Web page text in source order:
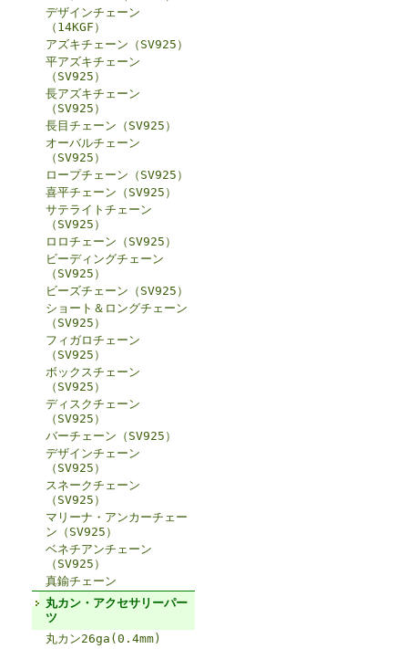
デザインチェーン
（14KGF）
アズキチェーン（SV925）
平アズキチェーン
（SV925）
長アズキチェーン
（SV925）
長目チェーン（SV925）
オーバルチェーン
（SV925）
ロープチェーン（SV925）
喜平チェーン（SV925）
サテライトチェーン
（SV925）
ロロチェーン（SV925）
ビーディングチェーン
（SV925）
ビーズチェーン（SV925）
ショート＆ロングチェーン
（SV925）
フィガロチェーン
（SV925）
ボックスチェーン
（SV925）
ディスクチェーン
（SV925）
バーチェーン（SV925）
デザインチェーン
（SV925）
スネークチェーン
（SV925）
マリーナ・アンカーチェー
ン（SV925）
ベネチアンチェーン
（SV925）
真鍮チェーン
丸カン・アクセサリーパー
ツ
丸カン26ga(0.4mm)